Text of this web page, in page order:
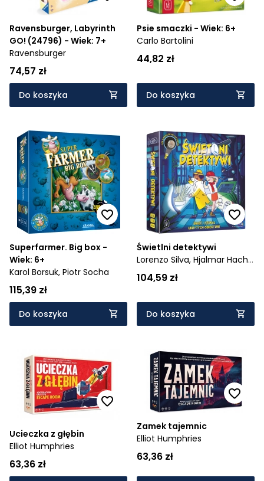
Ravensburger, Labyrinth
GO! (24796) - Wiek: 7+
Ravensburger
74,57 zł
Do koszyka
Psie smaczki - Wiek: 6+
Carlo Bartolini
44,82 zł
Do koszyka
Superfarmer. Big box -
Wiek: 6+
Karol Borsuk, Piotr Socha
115,39 zł
Do koszyka
Świetlni detektywi
Lorenzo Silva, Hjalmar Hach,
Giulia Ghigini
104,59 zł
Do koszyka
Ucieczka z głębin
Elliot Humphries
63,36 zł
Zamek tajemnic
Elliot Humphries
63,36 zł